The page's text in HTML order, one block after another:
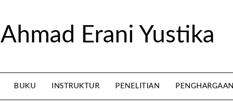
Ahmad Erani Yustika
BUKU INSTRUKTUR PENELITIAN PENGHARGAAN